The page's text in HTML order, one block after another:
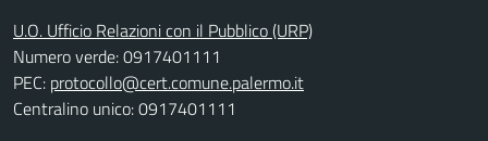
U.O. Ufficio Relazioni con il Pubblico (URP)
Numero verde: 0917401111
PEC: protocollo@cert.comune.palermo.it
Centralino unico: 0917401111